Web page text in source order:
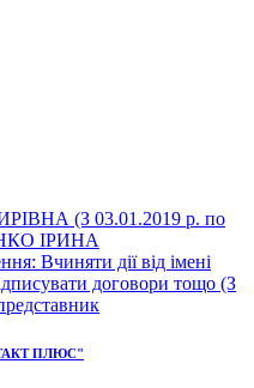
(З 03.01.2019 р. по
ІРИНА
дії від імені
договори тощо (З
ПЛЮС"